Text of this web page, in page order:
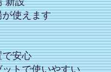
使えます
で安心
トで使いやすい